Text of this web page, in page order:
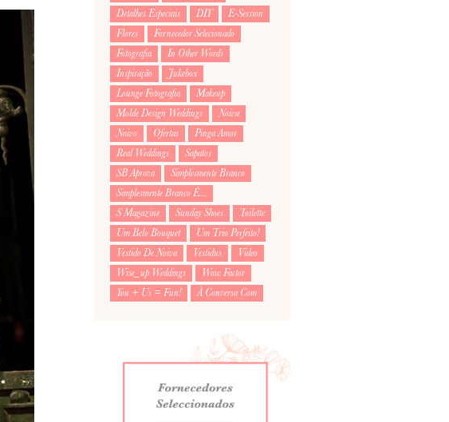
Detalhes Especiais
DIY
E-Session
Flores
Fornecedor Selecionado
Fotografia
In Other Words
Inspiração
Jukebox
Lounge Fotografia
Makeup
Molde Design Weddings
Noiva
Noivo
Ofertas
Pinga Amor
Real Weddings
Sapatos
SB Aprova
Simplesmente Branco
Simplesmente Branco É...
S Magazine
Sunday Shoes
Toilette
Um Belo Bouquet
Um Trio Perfeito!
Vestido De Noiva
Vestidus
Video
Wise_up Weddings
Wow Factor
You + Us = Fun!
À Conversa Com